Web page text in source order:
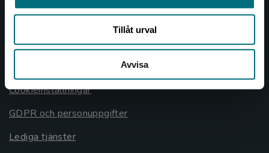
Tillåt urval
Avvisa
Allmänna länkar
Om oss
Cookieinställningar
GDPR och personuppgifter
Lediga tjänster